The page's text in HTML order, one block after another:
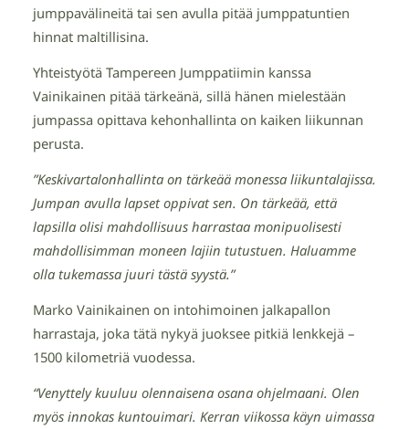
jumppavälineitä tai sen avulla pitää jumppatuntien
hinnat maltillisina.
Yhteistyötä Tampereen Jumppatiimin kanssa
Vainikainen pitää tärkeänä, sillä hänen mielestään
jumpassa opittava kehonhallinta on kaiken liikunnan
perusta.
”Keskivartalonhallinta on tärkeää monessa liikuntalajissa.
Jumpan avulla lapset oppivat sen. On tärkeää, että
lapsilla olisi mahdollisuus harrastaa monipuolisesti
mahdollisimman moneen lajiin tutustuen. Haluamme
olla tukemassa juuri tästä syystä.”
Marko Vainikainen on intohimoinen jalkapallon
harrastaja, joka tätä nykyä juoksee pitkiä lenkkejä –
1500 kilometriä vuodessa.
“Venyttely kuuluu olennaisena osana ohjelmaani. Olen
myös innokas kuntouimari. Kerran viikossa käyn uimassa